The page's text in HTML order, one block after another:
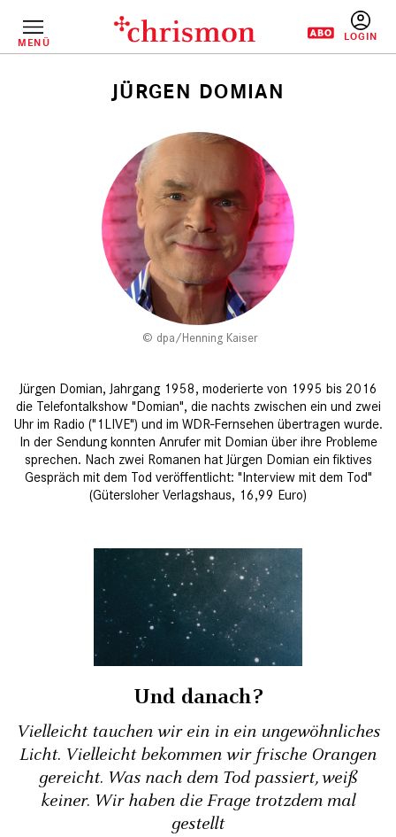
InhaltMENÜ
Pfadnavigation
JÜRGEN DOMIAN
dpa/Henning Kaiser
Jürgen Domian, Jahrgang 1958, moderierte von 1995 bis 2016
die Telefontalkshow ­"Domian", die nachts zwischen ein und zwei
Uhr im Radio ("1LIVE") und im WDR-Fernsehen übertragen wurde.
In der Sendung konnten Anrufer mit Domian über ihre Probleme
sprechen. Nach zwei ­Romanen hat Jürgen Domian ein fiktives
Gespräch mit dem Tod veröffentlicht: ­"Interview mit dem Tod"
(Gütersloher Verlagshaus, 16,99 Euro)
Und danach?
Vielleicht tauchen wir ein in ein ungewöhnliches
Licht. Vielleicht bekommen wir frische Orangen
gereicht. Was nach dem Tod passiert, weiß
keiner. Wir haben die Frage trotzdem mal
gestellt